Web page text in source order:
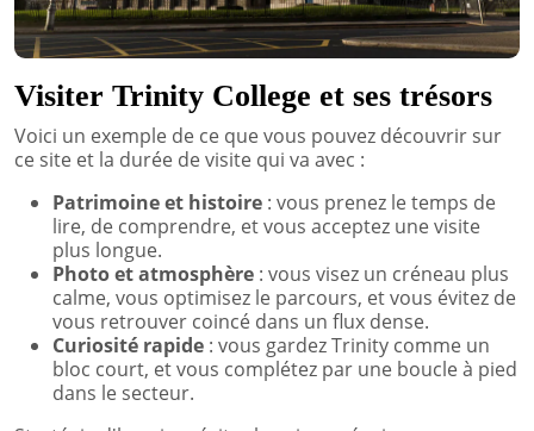
Visiter Trinity College et ses trésors
Voici un exemple de ce que vous pouvez découvrir sur
ce site et la durée de visite qui va avec :
Patrimoine et histoire : vous prenez le temps de
lire, de comprendre, et vous acceptez une visite
plus longue.
Photo et atmosphère : vous visez un créneau plus
calme, vous optimisez le parcours, et vous évitez de
vous retrouver coincé dans un flux dense.
Curiosité rapide : vous gardez Trinity comme un
bloc court, et vous complétez par une boucle à pied
dans le secteur.